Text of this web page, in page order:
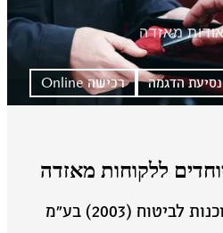
מאזדה
הדגמה רכישה Online
ללקוחות מאזדה
(2003) בע״מ